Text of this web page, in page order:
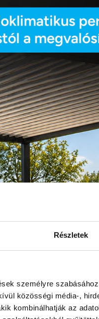
Részletek
személyre
közösségi média-,
kombinálhatják az